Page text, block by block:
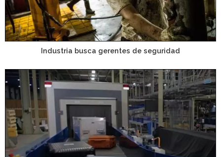
Industria busca gerentes de seguridad